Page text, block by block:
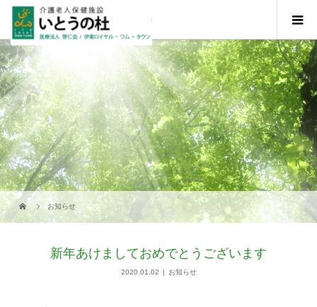
お知らせ
新年あけましておめでとうございます
2020.01.02 お知らせ